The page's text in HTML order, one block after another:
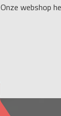
Onze webshop